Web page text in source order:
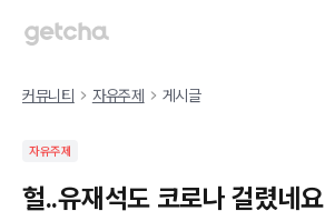
커뮤니티 자유주제 게시글
자유주제
헐..유재석도 코로나 걸렸네요